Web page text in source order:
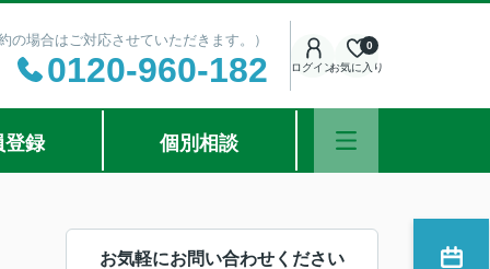
場合はご対応させていただきます。）
0120-960-182 ログインお気に入り
0
登録 個別相談
お気軽にお問い合わせください